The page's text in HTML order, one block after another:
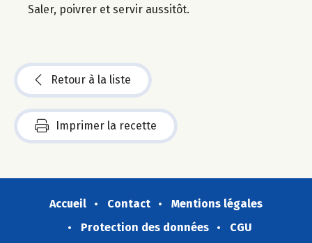
Saler, poivrer et servir aussitôt.
Retour à la liste
Imprimer la recette
Accueil Contact
Mentions légales
Protection des données
CGU